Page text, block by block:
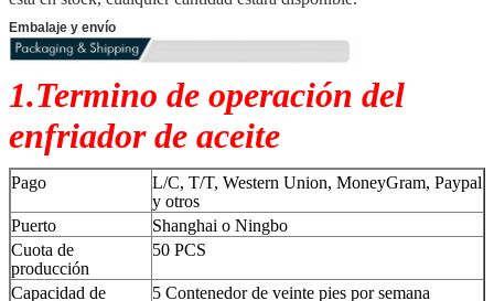
Embalaje y envío
1.Termino de operación del
enfriador de aceite
Pago
L/C, T/T, Western Union, MoneyGram, Paypal
y otros
Puerto
Shanghai o Ningbo
Cuota de
producción
50 PCS
Capacidad de
5 Contenedor de veinte pies por semana